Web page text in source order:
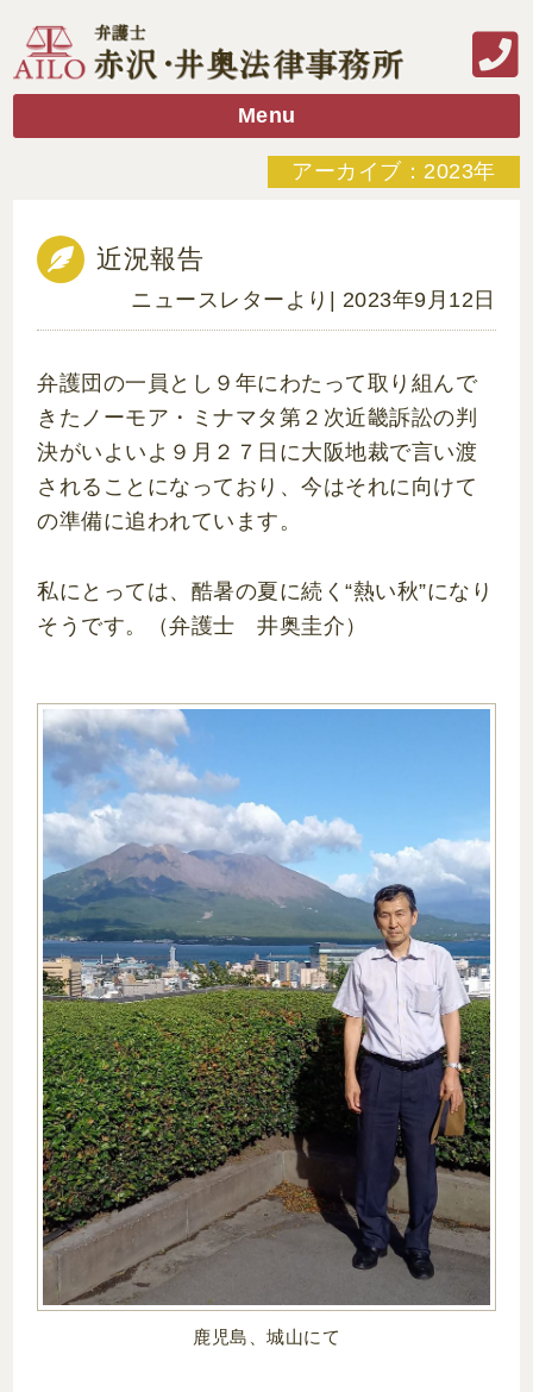
Menu
アーカイブ：2023年
近況報告
ニュースレターより | 2023年9月12日
弁護団の一員とし９年にわたって取り組んで
きたノーモア・ミナマタ第２次近畿訴訟の判
決がいよいよ９月２７日に大阪地裁で言い渡
されることになっており、今はそれに向けて
の準備に追われています。
私にとっては、酷暑の夏に続く“熱い秋”になり
そうです。（弁護士 井奥圭介）
鹿児島、城山にて